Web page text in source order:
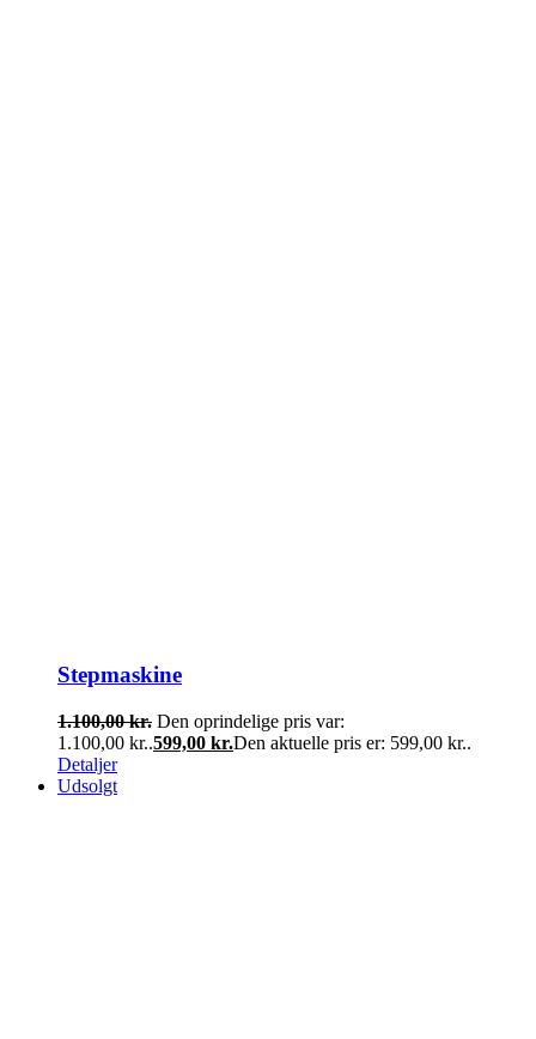
Stepmaskine
1.100,00kr. Den oprindelige pris var:
1.100,00 kr..599,00 kr.Den aktuelle pris er: 599,00 kr..
Detaljer
Udsolgt